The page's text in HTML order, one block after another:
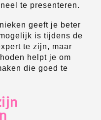
te presenteren.
geeft je beter
is tijdens de
te zijn, maar
helpt je om
die goed te